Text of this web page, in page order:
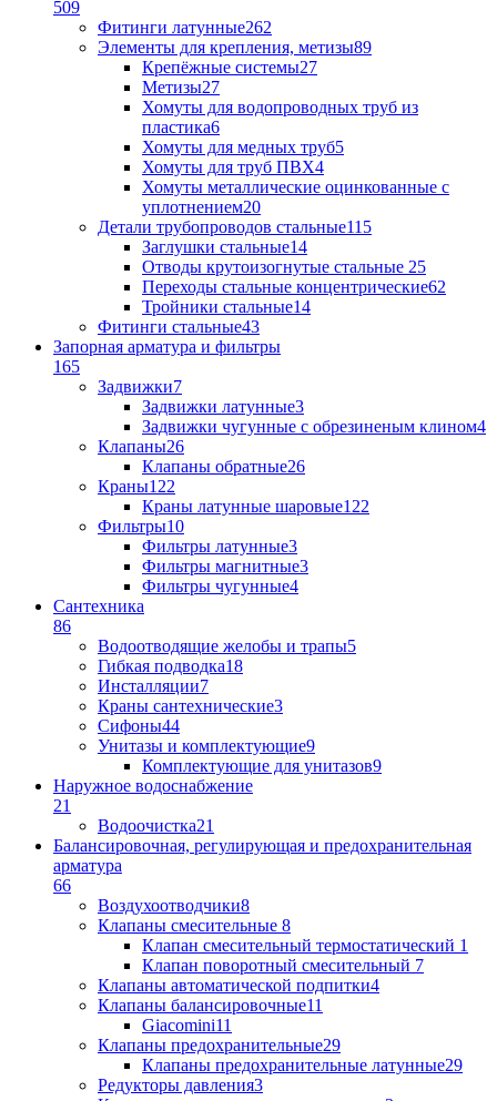
509
Фитинги латунные262
Элементы для крепления, метизы89
Крепёжные системы27
Метизы27
Хомуты для водопроводных труб из
пластика6
Хомуты для медных труб5
Хомуты для труб ПВХ4
Хомуты металлические оцинкованные с
уплотнением20
Детали трубопроводов стальные115
Заглушки стальные14
Отводы крутоизогнутые стальные 25
Переходы стальные концентрические62
Тройники стальные14
Фитинги стальные43
Запорная арматура и фильтры
165
Задвижки7
Задвижки латунные3
Задвижки чугунные с обрезиненым клином4
Клапаны26
Клапаны обратные26
Краны122
Краны латунные шаровые122
Фильтры10
Фильтры латунные3
Фильтры магнитные3
Фильтры чугунные4
Сантехника
86
Водоотводящие желобы и трапы5
Гибкая подводка18
Инсталляции7
Краны сантехнические3
Сифоны44
Унитазы и комплектующие9
Комплектующие для унитазов9
Наружное водоснабжение
21
Водоочистка21
Балансировочная, регулирующая и предохранительная
арматура
66
Воздухоотводчики8
Клапаны cмесительные 8
Клапан cмесительный термостатический 1
Клапан поворотный cмесительный 7
Клапаны автоматической подпитки4
Клапаны балансировочные11
Giacomini11
Клапаны предохранительные29
Клапаны предохранительные латунные29
Редукторы давления3